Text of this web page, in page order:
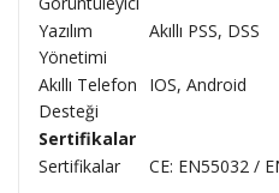
Yazılım
Yönetimi
Akıllı PSS, DSS
Akıllı Telefon
Desteği
IOS, Android
Sertifikalar
Sertifikalar
CE: EN55032 /